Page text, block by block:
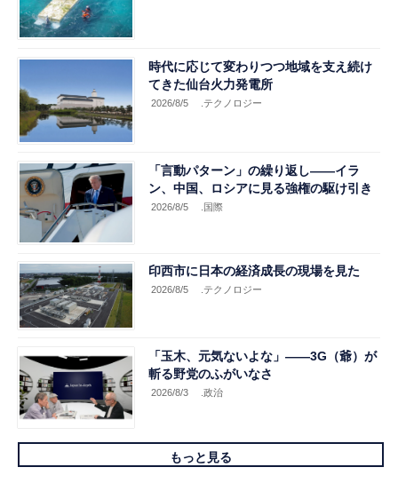
時代に応じて変わりつつ地域を支え続け
てきた仙台火力発電所
2026/8/5 .テクノロジー
「言動パターン」の繰り返し――イラ
ン、中国、ロシアに見る強権の駆け引き
2026/8/5 .国際
印西市に日本の経済成長の現場を見た
2026/8/5 .テクノロジー
「玉木、元気ないよな」――3G（爺）が
斬る野党のふがいなさ
2026/8/3 .政治
もっと見る